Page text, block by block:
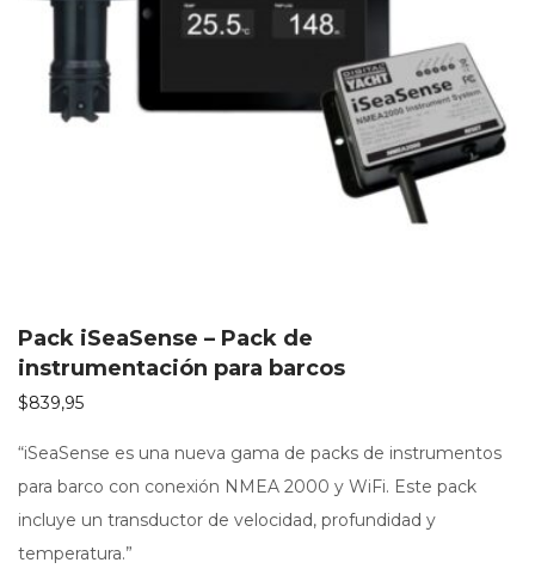
Pack iSeaSense – Pack de
instrumentación para barcos
$839,95
“iSeaSense es una nueva gama de packs de instrumentos
para barco con conexión NMEA 2000 y WiFi. Este pack
incluye un transductor de velocidad, profundidad y
temperatura.”